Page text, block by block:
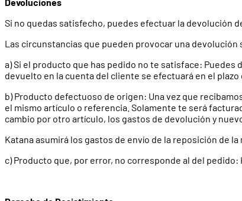
Si no quedas satisfecho, puedes efectuar la devolución
Las circunstancias que pueden provocar una devolución
a) Si el producto que has pedido no te satisface:
devuelto en la cuenta del cliente se efectuará en el
b) Producto defectuoso de origen: Una vez que
el mismo artículo o referencia. Solamente te será
cambio por otro artículo, los gastos de devolución y
Katana asumirá los gastos de envío de la reposición de
c) Producto que, por error, no corresponde al del